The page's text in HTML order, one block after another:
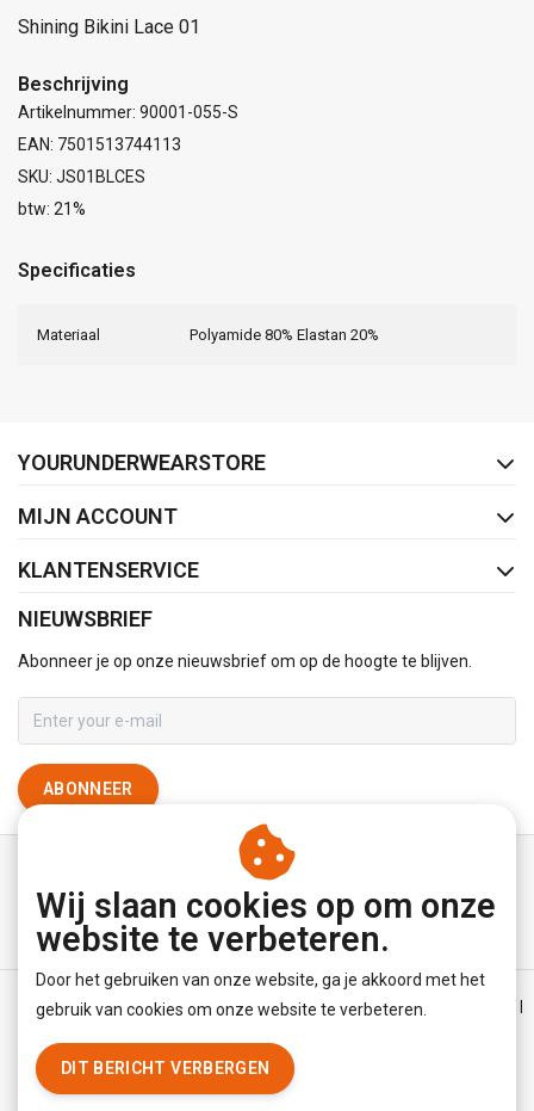
Shining Bikini Lace 01
Beschrijving
Artikelnummer: 90001-055-S
EAN: 7501513744113
SKU: JS01BLCES
btw: 21%
Specificaties
Materiaal Polyamide 80% Elastan 20%
YOURUNDERWEARSTORE
MIJN ACCOUNT
KLANTENSERVICE
NIEUWSBRIEF
Abonneer je op onze nieuwsbrief om op de hoogte te blijven.
ABONNEER
Algemene voorwaarden | Disclaimer | Privacy Policy
|
© Copyright 2026 - YourUnderwearStore | Realisatie
Wij slaan cookies op om onze
website te verbeteren.
Door het gebruiken van onze website, ga je akkoord met het
gebruik van cookies om onze website te verbeteren.
DIT BERICHT VERBERGEN